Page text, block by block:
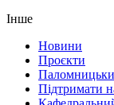
Інше
Новини
Проєкти
Підтримати